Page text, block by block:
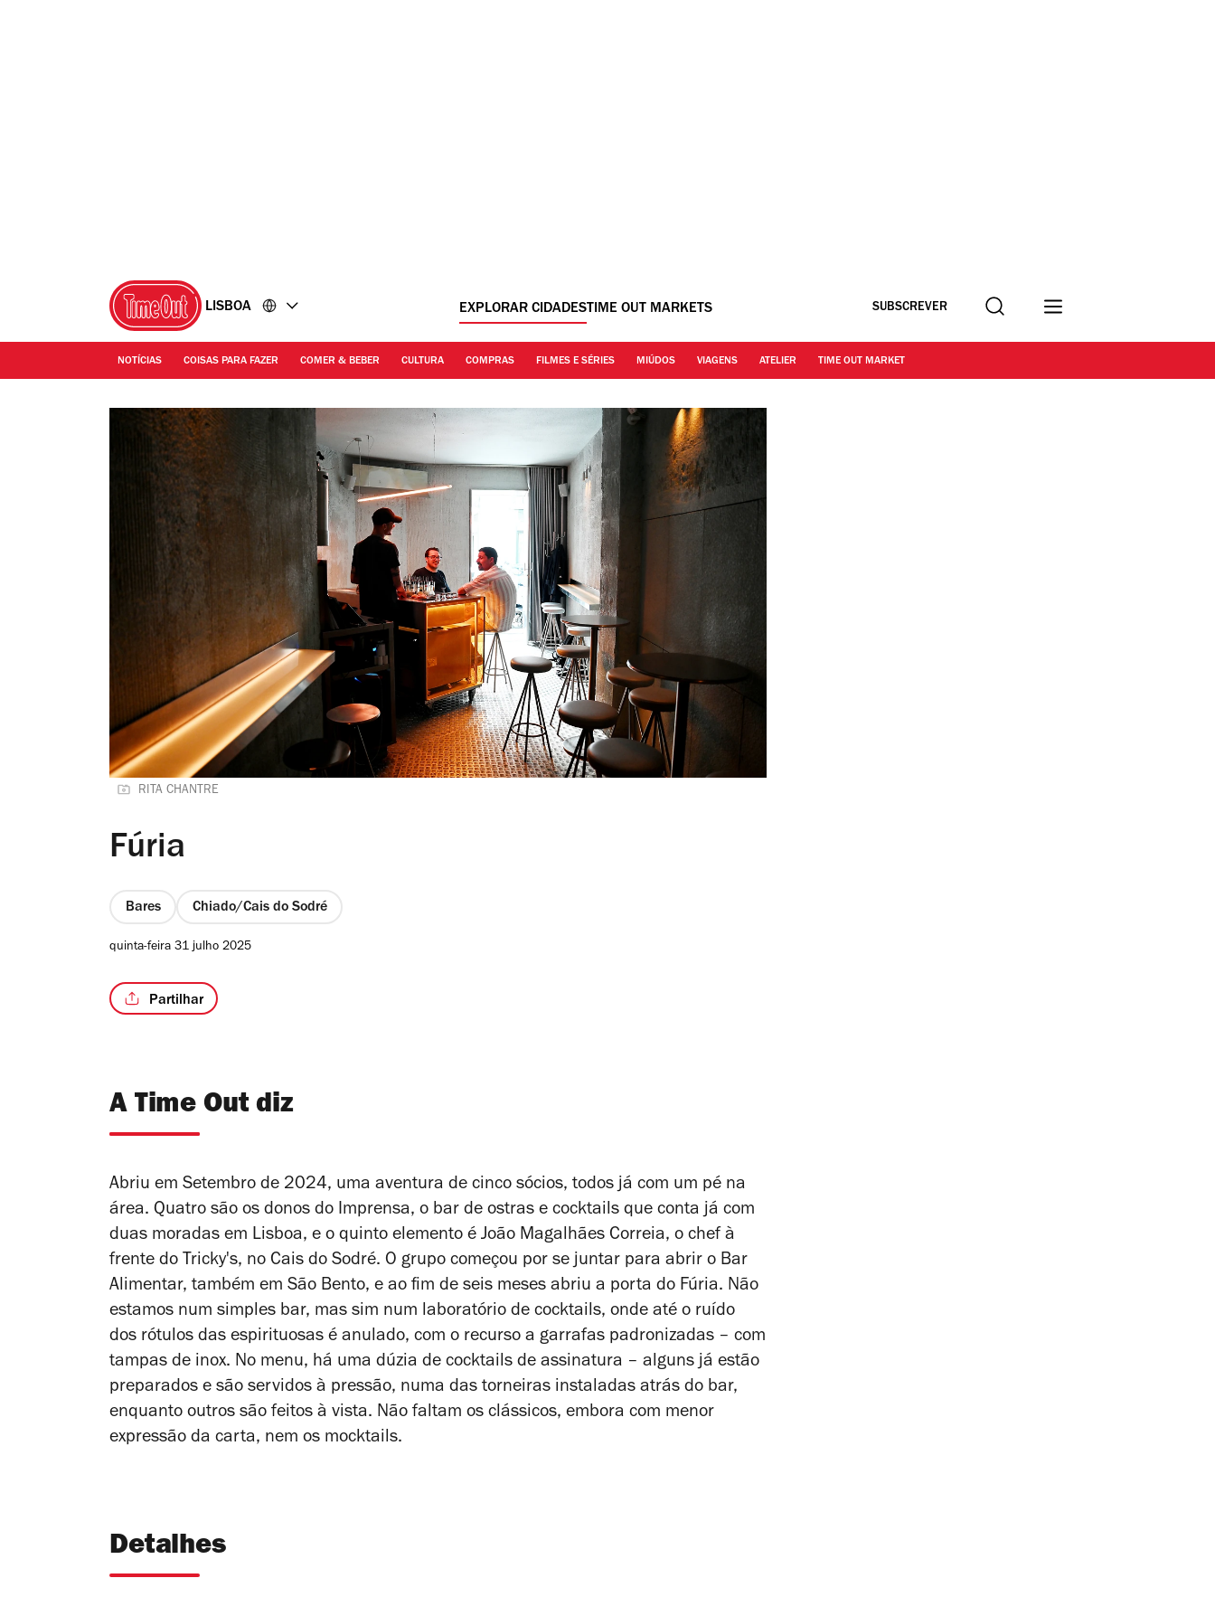
LISBOA EXPLORAR CIDADESTIME OUT MARKETS SUBSCREVER Procurar
NOTÍCIAS COISAS PARA FAZER COMER & BEBER CULTURA COMPRAS FILMES E SÉRIES MIÚDOS VIAGENS ATELIER TIME OUT MARKET
RITA CHANTRE
Fúria
Bares Chiado/Cais do Sodré
quinta-feira 31 julho 2025
Partilhar
A Time Out diz
Abriu em Setembro de 2024, uma aventura de cinco sócios, todos já com um pé na
área. Quatro são os donos do Imprensa, o bar de ostras e cocktails que conta já com
duas moradas em Lisboa, e o quinto elemento é João Magalhães Correia, o chef à
frente do Tricky's, no Cais do Sodré. O grupo começou por se juntar para abrir o Bar
Alimentar, também em São Bento, e ao fim de seis meses abriu a porta do Fúria. Não
estamos num simples bar, mas sim num laboratório de cocktails, onde até o ruído
dos rótulos das espirituosas é anulado, com o recurso a garrafas padronizadas – com
tampas de inox. No menu, há uma dúzia de cocktails de assinatura – alguns já estão
preparados e são servidos à pressão, numa das torneiras instaladas atrás do bar,
enquanto outros são feitos à vista. Não faltam os clássicos, embora com menor
expressão da carta, nem os mocktails.
Detalhes